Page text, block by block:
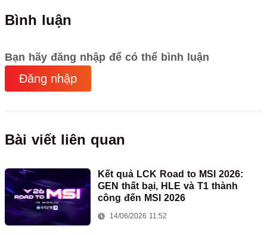
Bình luận
Bạn hãy đăng nhập để có thể bình luận
Đăng nhập
Bài viết liên quan
Kết quả LCK Road to MSI 2026:
GEN thất bại, HLE và T1 thành
công đến MSI 2026
14/06/2026 11:52